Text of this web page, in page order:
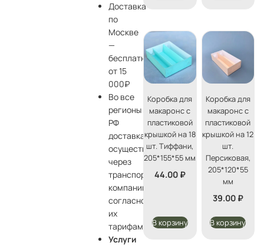
Доставка
по
Москве
—
бесплатно
от 15
000₽
Во все
регионы
РФ
доставка
осуществляется
через
транспортные
компании
согласно
их
тарифам
Услуги
Коробка для
макаронс с
пластиковой
крышкой на 18
шт. Тиффани,
205*155*55 мм
44.00 ₽
В корзину
Коробка для
макаронс с
пластиковой
крышкой на 12
шт.
Персиковая,
205*120*55
мм
39.00 ₽
В корзину